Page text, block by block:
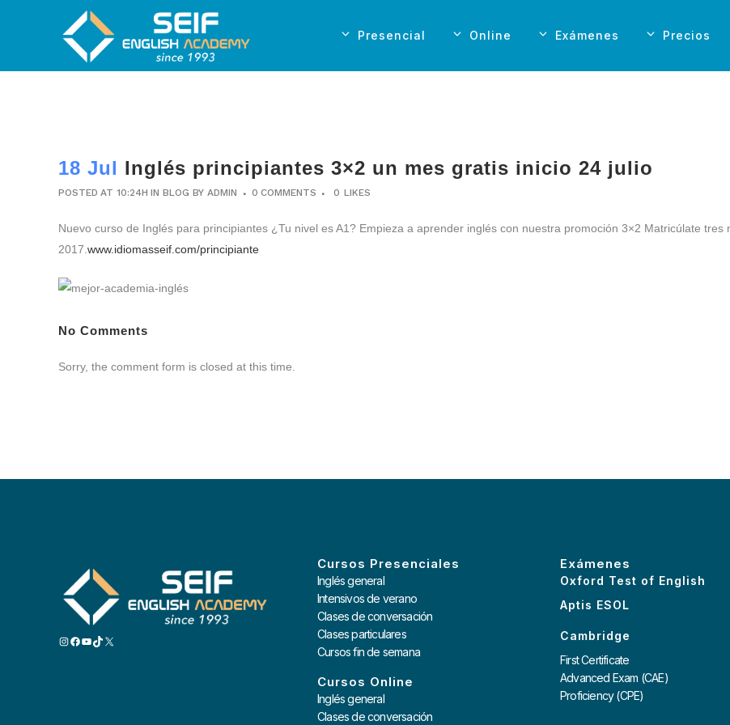
Presencial Online Exámenes Precios
18 Jul Inglés principiantes 3×2 un mes gratis inicio 24 julio
POSTED AT 10:24H INBLOG BYADMIN 0 COMMENTS 0 LIKES
Nuevo curso de Inglés para principiantes ¿Tu nivel es A1? Empieza a aprender inglés con nuestra promoción 3×2 Matricúlate
2017. www.idiomasseif.com/principiante
No Comments
Sorry, the comment form is closed at this time.
INSTAGRAM
FACEBOOK
YOUTUBE
TIKTOK
X
Cursos Presenciales
Inglés general
Intensivos de verano
Clases de conversación
Clases particulares
Cursos fin de semana
Cursos Online
Inglés general
Clases de conversación
Exámenes
Oxford Test of English
Aptis ESOL
Cambridge
First Certificate
Advanced Exam (CAE)
Proficiency (CPE)